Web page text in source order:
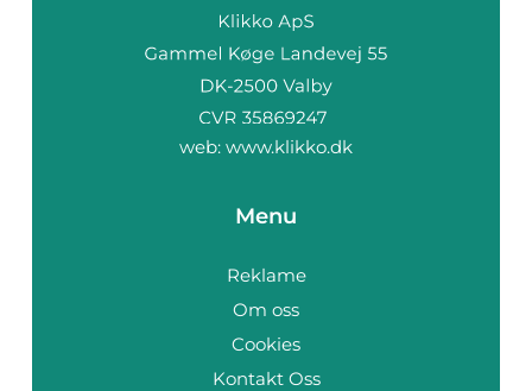
web: www.klikko.dk
Menu
Reklame
Om oss
Cookies
Kontakt Oss